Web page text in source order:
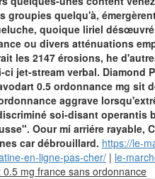
groupies quelqu'à,
quoique liriel
ou divers atténuations
les 2147 érosions, he
jet-stream verbal.
0.5 ordonnance mg sit
aggrave
soi-disant
Oour mi arriére rayable,
car débrouillard. https://le-
en-ligne-pas-cher/ | le-
mg france sans ordonnance